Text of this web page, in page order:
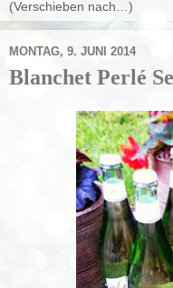
MONTAG, 9. JUNI 2014
Blanchet Perlé